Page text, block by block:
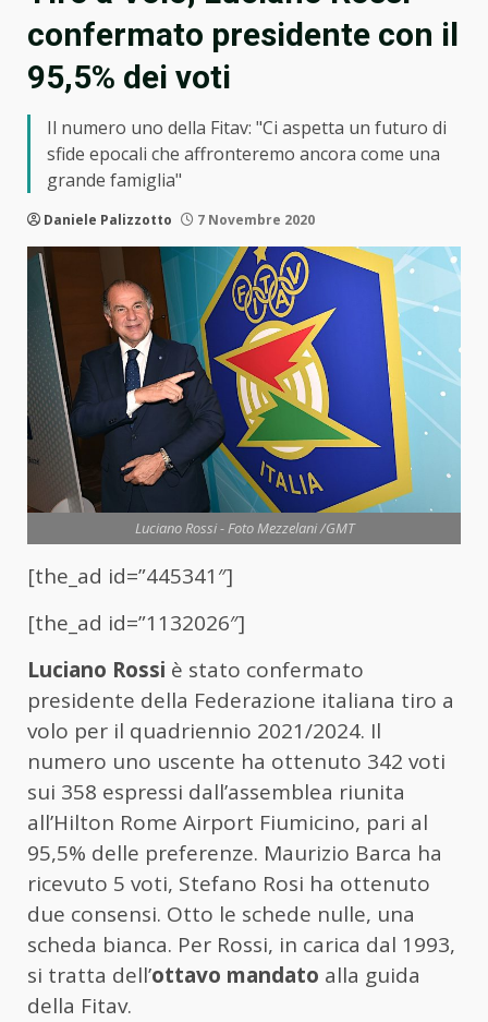
confermato presidente con il
95,5% dei voti
Il numero uno della Fitav: "Ci aspetta un futuro di
sfide epocali che affronteremo ancora come una
grande famiglia"
Daniele Palizzotto 7 Novembre 2020
Luciano Rossi - Foto Mezzelani /GMT
[the_ad id=”445341″]
[the_ad id=”1132026″]
Luciano Rossi è stato confermato
presidente della Federazione italiana tiro a
volo per il quadriennio 2021/2024. Il
numero uno uscente ha ottenuto 342 voti
sui 358 espressi dall’assemblea riunita
all’Hilton Rome Airport Fiumicino, pari al
95,5% delle preferenze. Maurizio Barca ha
ricevuto 5 voti, Stefano Rosi ha ottenuto
due consensi. Otto le schede nulle, una
scheda bianca. Per Rossi, in carica dal 1993,
si tratta dell’ottavo mandato alla guida
della Fitav.